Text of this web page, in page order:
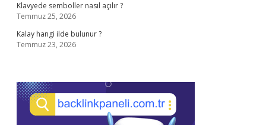
Klavyede semboller nasıl açılır ?
Temmuz 25, 2026
Kalay hangi ilde bulunur ?
Temmuz 23, 2026